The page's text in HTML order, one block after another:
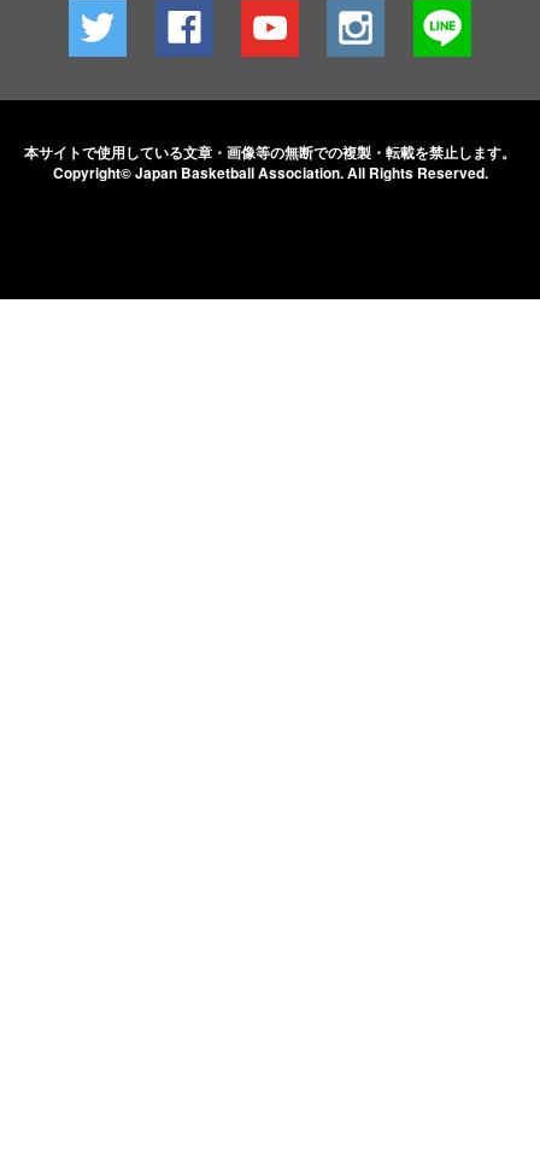
本サイトで使用している文章・画像等の無断での複製・転載を禁止します。
Copyright© Japan Basketball Association.All Rights Reserved.